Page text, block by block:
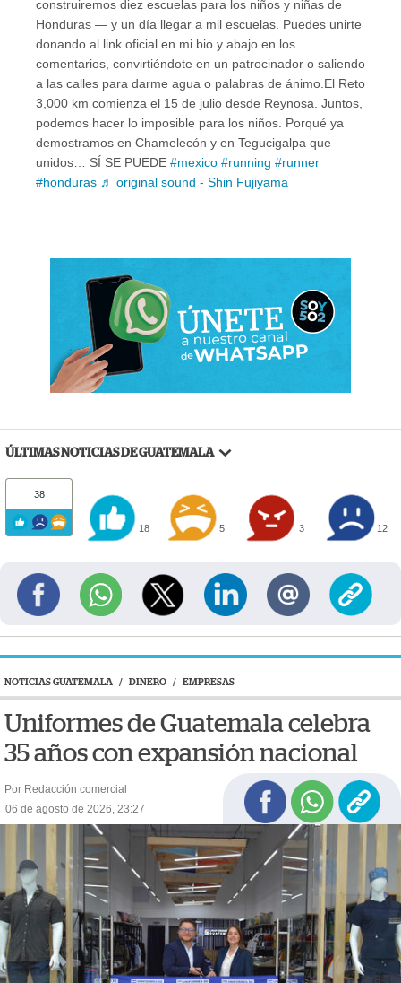
construiremos diez escuelas para los niños y niñas de
Honduras — y un día llegar a mil escuelas. Puedes unirte
donando al link oficial en mi bio y abajo en los
comentarios, convirtiéndote en un patrocinador o saliendo
a las calles para darme agua o palabras de ánimo.El Reto
3,000 km comienza el 15 de julio desde Reynosa. Juntos,
podemos hacer lo imposible para los niños. Porqué ya
demostramos en Chamelecón y en Tegucigalpa que
unidos… SÍ SE PUEDE #mexico #running #runner
#honduras ♬ original sound - Shin Fujiyama
ÚLTIMAS NOTICIAS DE GUATEMALA
38
18 5 3 12
NOTICIAS GUATEMALA / DINERO / EMPRESAS
Uniformes de Guatemala celebra
35 años con expansión nacional
Por Redacción comercial
06 de agosto de 2026, 23:27